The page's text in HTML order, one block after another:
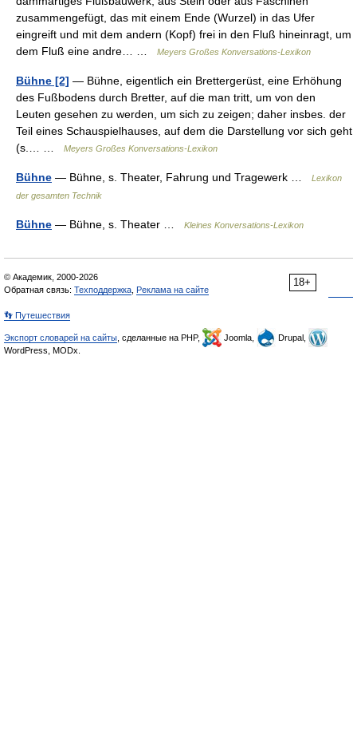
zusammengefügt, das mit einem Ende (Wurzel) in das Ufer
eingreift und mit dem andern (Kopf) frei in den Fluß hineinragt, um
dem Fluß eine andre… …
Meyers Großes Konversations-Lexikon
Bühne [2] — Bühne, eigentlich ein Brettergerüst, eine Erhöhung
des Fußbodens durch Bretter, auf die man tritt, um von den
Leuten gesehen zu werden, um sich zu zeigen; daher insbes. der
Teil eines Schauspielhauses, auf dem die Darstellung vor sich geht
(s.… …
Meyers Großes Konversations-Lexikon
Bühne — Bühne, s. Theater, Fahrung und Tragewerk …
Lexikon
der gesamten Technik
Bühne — Bühne, s. Theater … Kleines Konversations-Lexikon
18+
© Академик, 2000-2026
Обратная связь: Техподдержка Реклама на сайте
👣 Путешествия
Экспорт словарей на сайты , сделанные на PHP, Joomla,
Drupal,
WordPress, MODx.